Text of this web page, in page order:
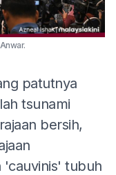
patutnya
tsunami
bersih,
'cauvinis' tubuh